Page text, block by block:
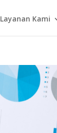
Layanan Kami